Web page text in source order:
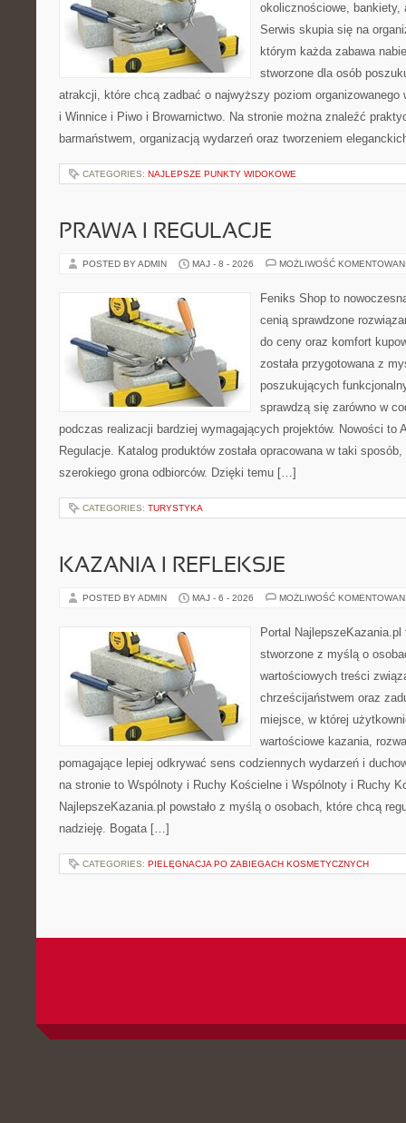
okolicznościowe,
Serwis skupia się na
którym każda zabawa
stworzone dla osób
atrakcji, które chcą zadbać o najwyższy poziom organizowanego
i Winnice i Piwo i Browarnictwo. Na stronie można znaleźć
barmaństwem, organizacją wydarzeń oraz tworzeniem
CATEGORIES: NAJLEPSZE PUNKTY WIDOKOWE
PRAWA I REGULACJE
POSTED BY ADMIN MAJ - 8 - 2026 MOŻLIWOŚĆ
Feniks Shop to
cenią sprawdzone
do ceny oraz komfort
została przygotowana z
poszukujących
sprawdzą się zarówno w
podczas realizacji bardziej wymagających projektów. Nowości to
Regulacje. Katalog produktów została opracowana w taki
szerokiego grona odbiorców. Dzięki temu […]
CATEGORIES: TURYSTYKA
KAZANIA I REFLEKSJE
POSTED BY ADMIN MAJ - 6 - 2026 MOŻLIWOŚĆ
Portal
stworzone z myślą o
wartościowych treści
chrześcijaństwem oraz
miejsce, w której
wartościowe kazania,
pomagające lepiej odkrywać sens codziennych wydarzeń i
na stronie to Wspólnoty i Ruchy Kościelne i Wspólnoty i Ruchy
NajlepszeKazania.pl powstało z myślą o osobach, które chcą
nadzieję. Bogata […]
CATEGORIES: PIELĘGNACJA PO ZABIEGACH KOSMETYCZNYCH